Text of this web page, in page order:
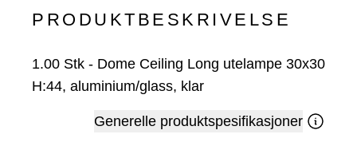
PRODUKTBESKRIVELSE
1.00 Stk - Dome Ceiling Long utelampe 30x30
H:44, aluminium/glass, klar
Generelle produktspesifikasjoner